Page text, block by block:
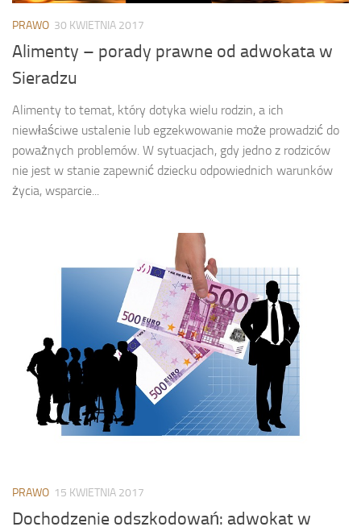
PRAWO 30 KWIETNIA 2017
Alimenty – porady prawne od adwokata w
Sieradzu
Alimenty to temat, który dotyka wielu rodzin, a ich
niewłaściwe ustalenie lub egzekwowanie może prowadzić do
poważnych problemów. W sytuacjach, gdy jedno z rodziców
nie jest w stanie zapewnić dziecku odpowiednich warunków
życia, wsparcie...
PRAWO 15 KWIETNIA 2017
Dochodzenie odszkodowań: adwokat w